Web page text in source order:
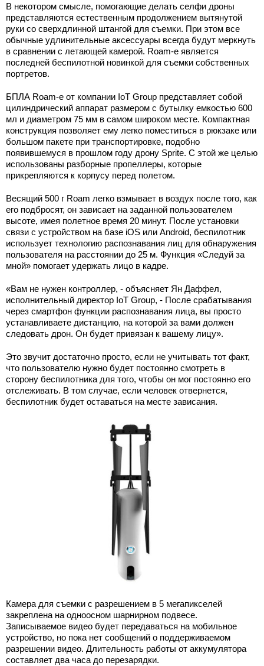
В некотором смысле, помогающие делать селфи дроны
представляются естественным продолжением вытянутой
руки со сверхдлинной штангой для съемки. При этом все
обычные удлинительные аксессуары всегда будут меркнуть
в сравнении с летающей камерой. Roam-e является
последней беспилотной новинкой для съемки собственных
портретов.
БПЛА Roam-е от компании IoT Group представляет собой
цилиндрический аппарат размером с бутылку емкостью 600
мл и диаметром 75 мм в самом широком месте. Компактная
конструкция позволяет ему легко поместиться в рюкзаке или
большом пакете при транспортировке, подобно
появившемуся в прошлом году дрону Sprite. С этой же целью
использованы разборные пропеллеры, которые
прикрепляются к корпусу перед полетом.
Весящий 500 г Roam легко взмывает в воздух после того, как
его подбросят, он зависает на заданной пользователем
высоте, имея полетное время 20 минут. После установки
связи с устройством на базе iOS или Android, беспилотник
использует технологию распознавания лиц для обнаружения
пользователя на расстоянии до 25 м. Функция «Следуй за
мной» помогает удержать лицо в кадре.
«Вам не нужен контроллер, - объясняет Ян Даффел,
исполнительный директор IoT Group, - После срабатывания
через смартфон функции распознавания лица, вы просто
устанавливаете дистанцию, на которой за вами должен
следовать дрон. Он будет привязан к вашему лицу».
Это звучит достаточно просто, если не учитывать тот факт,
что пользователю нужно будет постоянно смотреть в
сторону беспилотника для того, чтобы он мог постоянно его
отслеживать. В том случае, если человек отвернется,
беспилотник будет оставаться на месте зависания.
Камера для съемки с разрешением в 5 мегапикселей
закреплена на одноосном шарнирном подвесе.
Записываемое видео будет передаваться на мобильное
устройство, но пока нет сообщений о поддерживаемом
разрешении видео. Длительность работы от аккумулятора
составляет два часа до перезарядки.